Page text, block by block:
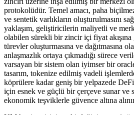
protokolüdür. Temel amacı, paha
ve sentetik varlıkların oluşturulmasını
yaklaşım, geliştiricilerin maliyetli ve
olabilen sürekli bir zincir içi fiyat
türevler oluşturmasına ve dağıtmasına
anlaşmazlık ortaya çıkmadığı sürece
varsayan bir sistem olan iyimser bir
tasarım, tokenize edilmiş vadeli
köprülere kadar geniş bir yelpazede
için esnek ve güçlü bir çerçeve sunar ve
ekonomik teşviklerle güvence altına